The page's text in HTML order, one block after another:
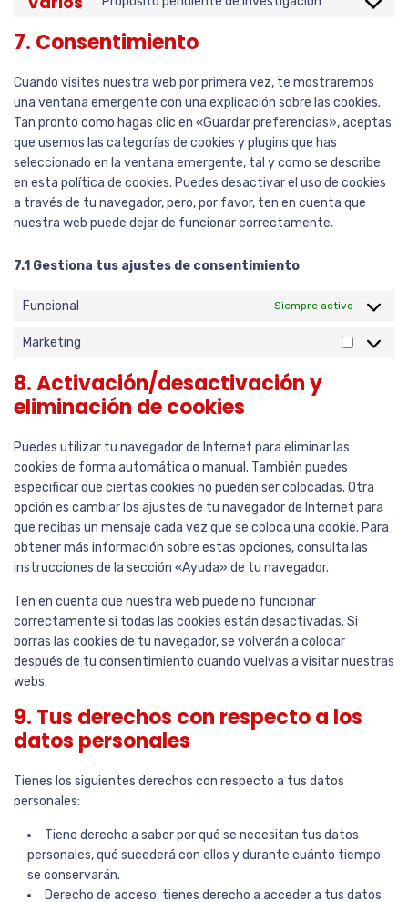
7. Consentimiento
Cuando visites nuestra web por primera vez, te mostraremos
una ventana emergente con una explicación sobre las cookies.
Tan pronto como hagas clic en «Guardar preferencias», aceptas
que usemos las categorías de cookies y plugins que has
seleccionado en la ventana emergente, tal y como se describe
en esta política de cookies. Puedes desactivar el uso de cookies
a través de tu navegador, pero, por favor, ten en cuenta que
nuestra web puede dejar de funcionar correctamente.
7.1 Gestiona tus ajustes de consentimiento
Funcional Siempre activo
Marketing
8. Activación/desactivación y
eliminación de cookies
Puedes utilizar tu navegador de Internet para eliminar las
cookies de forma automática o manual. También puedes
especificar que ciertas cookies no pueden ser colocadas. Otra
opción es cambiar los ajustes de tu navegador de Internet para
que recibas un mensaje cada vez que se coloca una cookie. Para
obtener más información sobre estas opciones, consulta las
instrucciones de la sección «Ayuda» de tu navegador.
Ten en cuenta que nuestra web puede no funcionar
correctamente si todas las cookies están desactivadas. Si
borras las cookies de tu navegador, se volverán a colocar
después de tu consentimiento cuando vuelvas a visitar nuestras
webs.
9. Tus derechos con respecto a los
datos personales
Tienes los siguientes derechos con respecto a tus datos
personales:
Tiene derecho a saber por qué se necesitan tus datos
personales, qué sucederá con ellos y durante cuánto tiempo
se conservarán.
Derecho de acceso: tienes derecho a acceder a tus datos